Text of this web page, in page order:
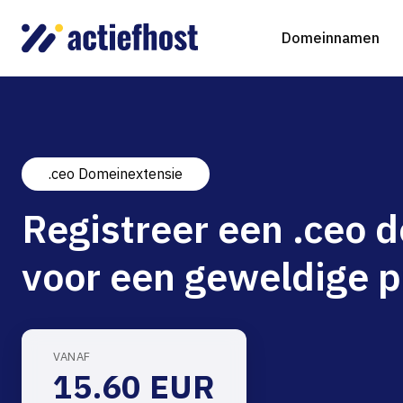
Domeinnamen
Domeinnaam registreren
Domeinnaam verhuizen
gTLD-extensies
Webhosting
NGINX Hosting
Virtual Servers
Beheerde Cloud Virtuele Server
.ceo Domeinextensie
Registreer een .ceo
voor een geweldige
VANAF
15.60 EUR